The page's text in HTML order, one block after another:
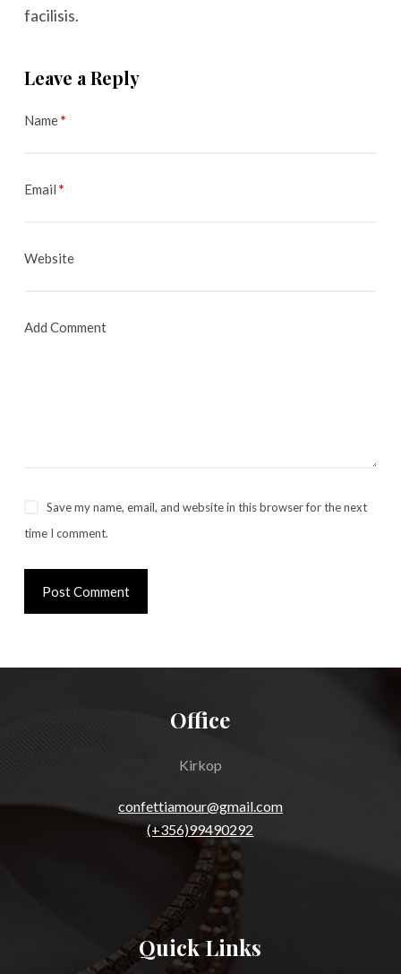
facilisis.
Leave a Reply
Name*
Email *
Website
Add Comment
Save my name, email, and website in this browser for the next
time I comment.
Post Comment
Office
Kirkop
confettiamour@gmail.com
(+356)99490292
Quick Links